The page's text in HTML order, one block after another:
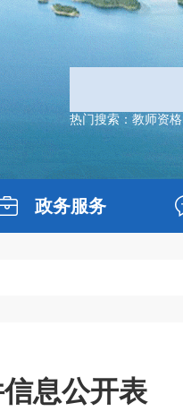
热门搜索： 教师资格
政务服务
息公开表